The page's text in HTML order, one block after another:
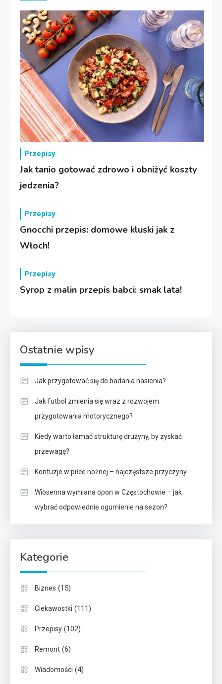
Przepisy
Jak tanio gotować zdrowo i obniżyć koszty
jedzenia?
Przepisy
Gnocchi przepis: domowe kluski jak z
Włoch!
Przepisy
Syrop z malin przepis babci: smak lata!
Ostatnie wpisy
Jak przygotować się do badania nasienia?
Jak futbol zmienia się wraz z rozwojem
przygotowania motorycznego?
Kiedy warto łamać strukturę drużyny, by zyskać
przewagę?
Kontuzje w piłce nożnej – najczęstsze przyczyny
Wiosenna wymiana opon w Częstochowie – jak
wybrać odpowiednie ogumienie na sezon?
Kategorie
Biznes (15)
Ciekawostki (111)
Przepisy (102)
Remont (6)
Wiadomości (4)